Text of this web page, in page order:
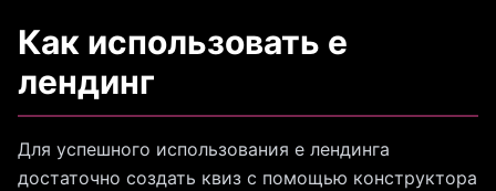
Как использовать е
лендинг
Для успешного использования е лендинга
достаточно создать квиз с помощью конструктора